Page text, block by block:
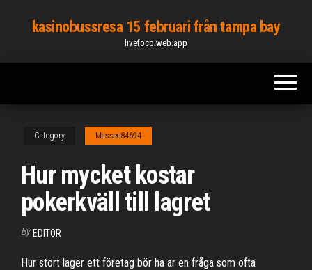
content
kasinobussresa 15 februari från tampa bay
livefocb.web.app
Category Massee84694
Hur mycket kostar
pokerkväll till lagret
By EDITOR
Hur stort lager ett företag bör ha är en fråga som ofta